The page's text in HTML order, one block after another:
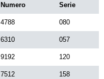
Numero Serie
4788 080
6310 057
9192 120
7512 158